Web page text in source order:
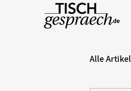
Alle Artikel